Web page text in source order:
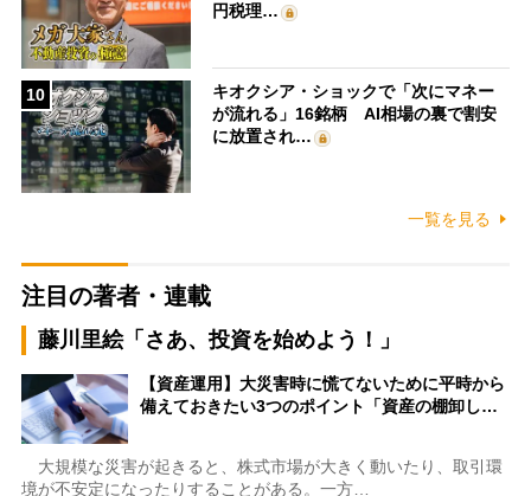
円税理…
10
キオクシア・ショックで「次にマネー
が流れる」16銘柄 AI相場の裏で割安
に放置され…
一覧を見る
注目の著者・連載
藤川里絵「さあ、投資を始めよう！」
【資産運用】大災害時に慌てないために平時から
備えておきたい3つのポイント「資産の棚卸し…
大規模な災害が起きると、株式市場が大きく動いたり、取引環
境が不安定になったりすることがある。一方…